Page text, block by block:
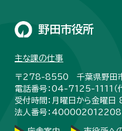
野田市役所
主な課の仕事
〒278-8550 千葉県野田
電話番号：04-7125-1111（
受付時間：月曜日から金曜日
法人番号：